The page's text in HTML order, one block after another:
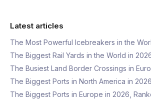
Latest articles
The Most Powerful Icebreakers in the
The Biggest Rail Yards in the World in
The Busiest Land Border Crossings in
The Biggest Ports in North America in
The Biggest Ports in Europe in 2026,